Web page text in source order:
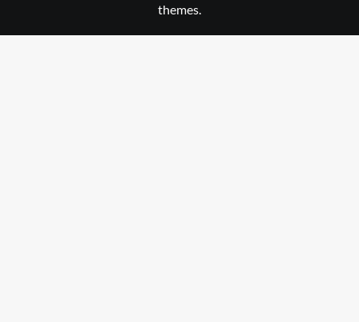
themes.